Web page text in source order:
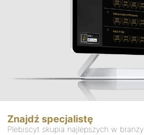
Znajdź specjalistę
Plebiscyt skupia najlepszych w branży